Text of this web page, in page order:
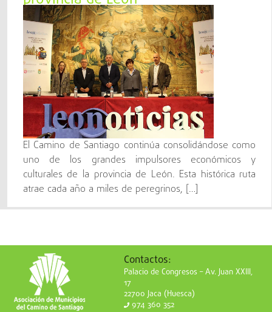
El Camino de Santiago continúa consolidándose como
uno de los grandes impulsores económicos y
culturales de la provincia de León. Esta histórica ruta
atrae cada año a miles de peregrinos, […]
Contactos:
Palacio de Congresos – Av. Juan XXIII,
17
22700 Jaca (Huesca)
974 360 352